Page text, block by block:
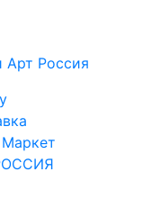
Арт Россия